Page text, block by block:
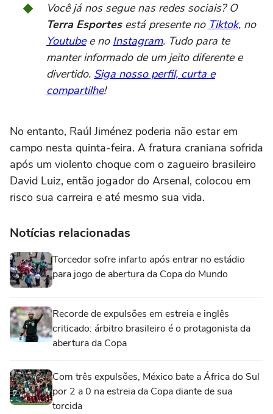
Você já nos segue nas redes sociais? O
Terra Esportesestá presente no Tiktok, no
Youtubee no Instagram. Tudo para te
manter informado de um jeito diferente e
divertido. Siga nosso perfil, curta e
compartilhe!
No entanto, Raúl Jiménez poderia não estar em
campo nesta quinta-feira. A fratura craniana sofrida
após um violento choque com o zagueiro brasileiro
David Luiz, então jogador do Arsenal, colocou em
risco sua carreira e até mesmo sua vida.
Notícias relacionadas
Torcedor sofre infarto após entrar no estádio
para jogo de abertura da Copa do Mundo
Recorde de expulsões em estreia e inglês
criticado: árbitro brasileiro é o protagonista da
abertura da Copa
Com três expulsões, México bate a África do Sul
por 2 a 0 na estreia da Copa diante de sua
torcida